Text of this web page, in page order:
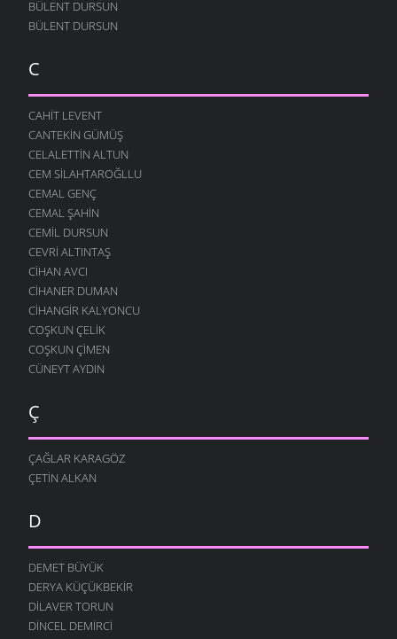
BÜLENT DURSUN
BÜLENT DURSUN
C
CAHIT LEVENT
CANTEKIN GÜMÜŞ
CELALETTIN ALTUN
CEM SILAHTAROĞLLU
CEMAL GENÇ
CEMAL ŞAHIN
CEMIL DURSUN
CEVRI ALTINTAŞ
CIHAN AVCI
CIHANER DUMAN
CIHANGIR KALYONCU
COŞKUN ÇELIK
COŞKUN ÇIMEN
CÜNEYT AYDIN
Ç
ÇAĞLAR KARAGÖZ
ÇETIN ALKAN
D
DEMET BÜYÜK
DERYA KÜÇÜKBEKIR
DILAVER TORUN
DINCEL DEMIRCI